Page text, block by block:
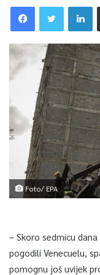
Foto/ EPA
– Skoro sedmicu
pogodili Venecuelu,
pomognu još uvijek